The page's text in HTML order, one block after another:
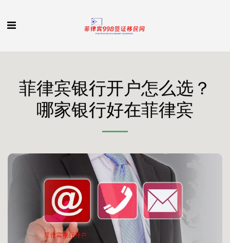
菲律宾银行开户怎么选？
哪家银行好在菲律宾